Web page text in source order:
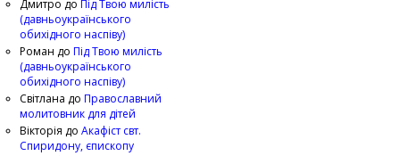
Дмитро до Під Твою милість
(давньоукраїнського
обихідного наспіву)
Роман до Під Твою милість
(давньоукраїнського
обихідного наспіву)
Світлана до Православний
молитовник для дітей
Вікторія до Акафіст свт.
Спиридону, єпископу